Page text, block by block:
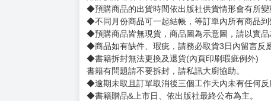
◆預購商品的出貨時間依出版社供貨情形會有所變
◆不同月份商品可一起結帳，等訂單內所有商品到
◆預購商品皆無現貨，商品圖為示意圖，請以實品
◆商品如有缺件、瑕疵，請務必取貨3日內留言反
◆書籍拆封無法更換及退貨(內頁印刷瑕疵例外)
書籍有問題請不要拆封，請私訊大廚協助。
◆逾期未取且訂單取消後三個工作天內未有任何反
◆書籍贈品&上市日、依出版社最終公布為主。